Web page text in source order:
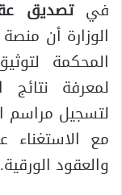
فيتصديق
الوزارة أن
المحكمة
لمعرفة نتائج
لتسجيل مراسم
مع الاستغناء
والعقود الورقية.